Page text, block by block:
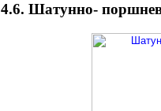
4.6. Шатунно-